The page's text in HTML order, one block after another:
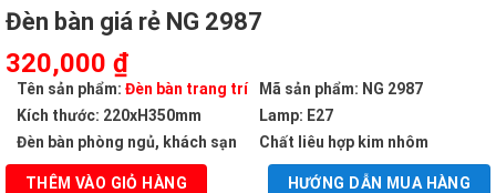
Đèn bàn giá rẻ NG 2987
Giá
gốc
là:
590,000 ₫.
320,000 ₫Giá
hiện
tại
là:
320,000 ₫.
Tên sản phẩm: Đèn bàn trang trí
Mã sản phẩm: NG 2987
Kích thước: 220xH350mm
Lamp: E27
Đèn bàn phòng ngủ, khách sạn
Chất liêu hợp kim nhôm
HƯỚNG DẪN MUA HÀNG
THÊM VÀO GIỎ HÀNG